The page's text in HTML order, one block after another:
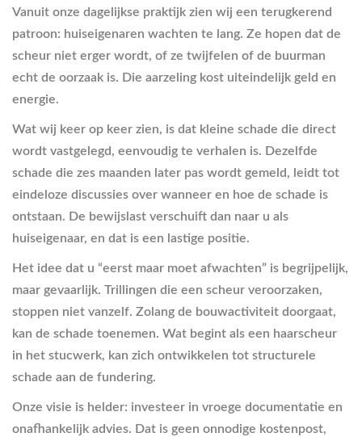
Vanuit onze dagelijkse praktijk zien wij een terugkerend
patroon: huiseigenaren wachten te lang. Ze hopen dat de
scheur niet erger wordt, of ze twijfelen of de buurman
echt de oorzaak is. Die aarzeling kost uiteindelijk geld en
energie.
Wat wij keer op keer zien, is dat kleine schade die direct
wordt vastgelegd, eenvoudig te verhalen is. Dezelfde
schade die zes maanden later pas wordt gemeld, leidt tot
eindeloze discussies over wanneer en hoe de schade is
ontstaan. De bewijslast verschuift dan naar u als
huiseigenaar, en dat is een lastige positie.
Het idee dat u “eerst maar moet afwachten” is begrijpelijk,
maar gevaarlijk. Trillingen die een scheur veroorzaken,
stoppen niet vanzelf. Zolang de bouwactiviteit doorgaat,
kan de schade toenemen. Wat begint als een haarscheur
in het stucwerk, kan zich ontwikkelen tot structurele
schade aan de fundering.
Onze visie is helder: investeer in vroege documentatie en
onafhankelijk advies. Dat is geen onnodige kostenpost,